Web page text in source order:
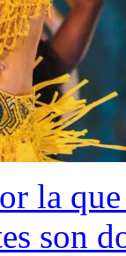
la
son